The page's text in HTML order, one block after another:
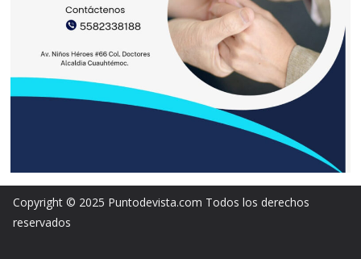
Copyright © 2025 Puntodevista.com Todos los derechos
reservados